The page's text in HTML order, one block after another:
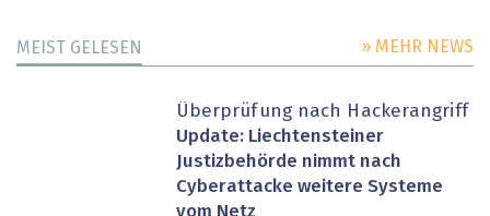
MEIST GELESEN » MEHR NEWS
Überprüfung nach Hackerangriff
Update: Liechtensteiner
Justizbehörde nimmt nach
Cyberattacke weitere Systeme
vom Netz